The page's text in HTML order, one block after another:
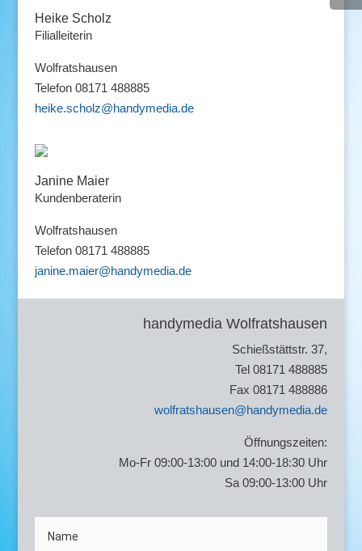
Heike Scholz
Filialleiterin
Wolfratshausen
Telefon 08171 488885
heike.scholz@handymedia.de
Janine Maier
Kundenberaterin
Wolfratshausen
Telefon 08171 488885
janine.maier@handymedia.de
handymedia Wolfratshausen
Schießstättstr. 37,
Tel 08171 488885
Fax 08171 488886
wolfratshausen@handymedia.de
Öffnungszeiten:
Mo-Fr 09:00-13:00 und 14:00-18:30 Uhr
Sa 09:00-13:00 Uhr